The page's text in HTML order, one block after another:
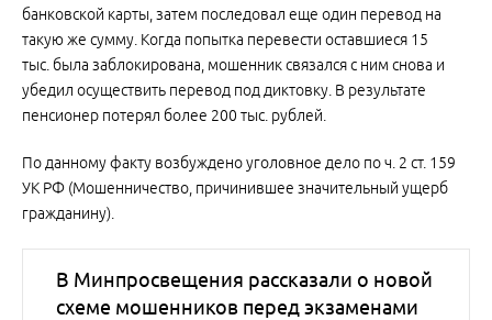
банковской карты, затем последовал еще один перевод на
такую же сумму. Когда попытка перевести оставшиеся 15
тыс. была заблокирована, мошенник связался с ним снова и
убедил осуществить перевод под диктовку. В результате
пенсионер потерял более 200 тыс. рублей.
По данному факту возбуждено уголовное дело по ч. 2 ст. 159
УК РФ (Мошенничество, причинившее значительный ущерб
гражданину).
В Минпросвещения рассказали о новой
схеме мошенников перед экзаменами